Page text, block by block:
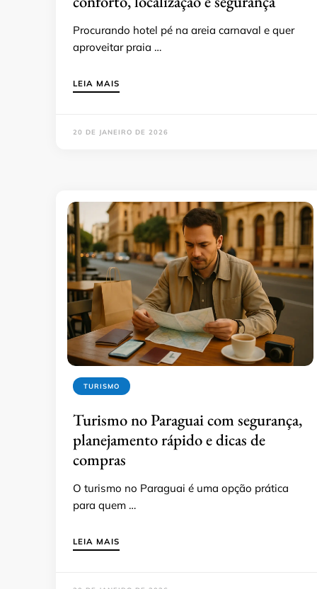
Procurando hotel pé na areia carnaval e quer
aproveitar praia …
LEIA MAIS
20 DE JANEIRO DE 2026
TURISMO
Turismo no Paraguai com segurança,
planejamento rápido e dicas de
compras
O turismo no Paraguai é uma opção prática
para quem …
LEIA MAIS